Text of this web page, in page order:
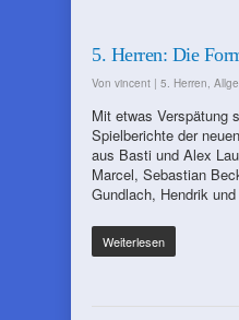
5. Herren: Die
Von vincent | 5. Herren,
Mit etwas Verspätung
Spielberichte der
aus Basti und Alex
Marcel, Sebastian
Gundlach, Hendrik
Weiterlesen